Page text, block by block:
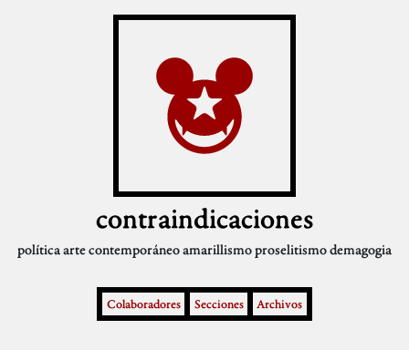
contraindicaciones
políticaarte contemporáneoamarillismoproselitismodemagogia
Colaboradores Secciones Archivos